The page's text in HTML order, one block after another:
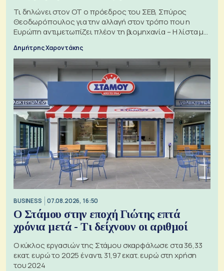
Τι δηλώνει στον ΟΤ ο πρόεδρος του ΣΕΒ, Σπύρος
Θεοδωρόπουλος για την αλλαγή στον τρόπο που η
Ευρώπη αντιμετωπίζει πλέον τη βιομηχανία – Η λίστα με
Δημήτρης Χαροντάκης
BUSINESS 07.08.2026, 16:50
Ο Στάμου στην εποχή Γιώτης επτά
χρόνια μετά - Τι δείχνουν οι αριθμοί
Ο κύκλος εργασιών της Στάμου σκαρφάλωσε στα 36,33
εκατ. ευρώ το 2025 έναντι 31,97 εκατ. ευρώ στη χρήση
του 2024